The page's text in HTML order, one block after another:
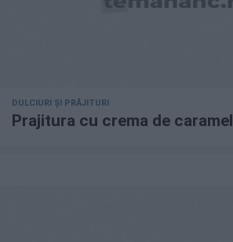
DULCIURI ȘI PRĂJITURI
Prajitura cu crema de caramel